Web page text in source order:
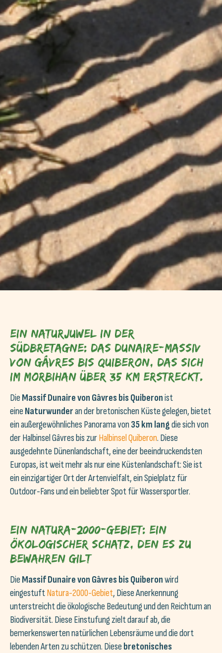
Ein Naturjuwel in der
Südbretagne: Das Dunaire-Massiv
von Gâvres bis Quiberon, das sich
im Morbihan über 35 km erstreckt.
DieMassif Dunaire von Gâvres bis Quiberonist
eineNaturwunderan der bretonischen Küste gelegen, bietet
ein außergewöhnliches Panorama von35 km langdie sich von
der Halbinsel Gâvres bis zurHalbinsel Quiberon. Diese
ausgedehnte Dünenlandschaft, eine der beeindruckendsten
Europas, ist weit mehr als nur eine Küstenlandschaft: Sie ist
ein einzigartiger Ort der Artenvielfalt, ein Spielplatz für
Outdoor-Fans und ein beliebter Spot für Wassersportler.
Ein Natura-2000-Gebiet: Ein
ökologischer Schatz, den es zu
bewahren gilt
DieMassif Dunaire von Gâvres bis Quiberonwird
eingestuftNatura-2000-Gebiet, Diese Anerkennung
unterstreicht die ökologische Bedeutung und den Reichtum an
Biodiversität. Diese Einstufung zielt darauf ab, die
bemerkenswerten natürlichen Lebensräume und die dort
lebenden Arten zu schützen. Diesebretonisches